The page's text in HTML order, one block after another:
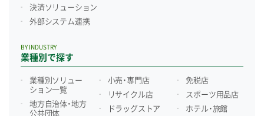
決済ソリューション
外部システム連携
業種別で探す
BY INDUSTRY
業種別ソリュー
ション一覧
地方自治体・地方
公共団体
小売・専門店
リサイクル店
ドラッグストア
免税店
スポーツ用品店
ホテル・旅館